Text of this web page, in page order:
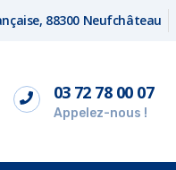
88300 Neufchâteau
03 72 78 00 07
Appelez-nous !